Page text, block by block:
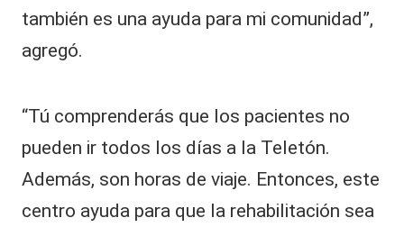
también es una ayuda para mi comunidad”,
agregó.
“Tú comprenderás que los pacientes no
pueden ir todos los días a la Teletón.
Además, son horas de viaje. Entonces, este
centro ayuda para que la rehabilitación sea